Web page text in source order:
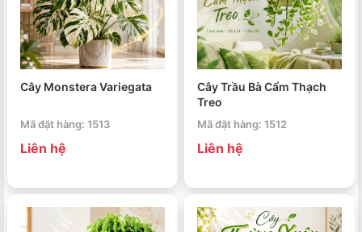
Cây Monstera Variegata
Mã đặt hàng: 1513
Liên hệ
Cây Trầu Bà Cẩm Thạch
Treo
Mã đặt hàng: 1512
Liên hệ